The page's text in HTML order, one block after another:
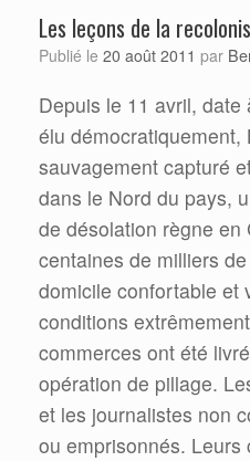
Les leçons de la
Publié le 20 août 2011 par
Depuis le 11 avril,
élu
sauvagement capturé
dans le Nord du pays,
de désolation règne en
centaines de milliers
domicile confortable et
conditions
commerces ont été
opération de pillage.
et les journalistes non
ou emprisonnés.